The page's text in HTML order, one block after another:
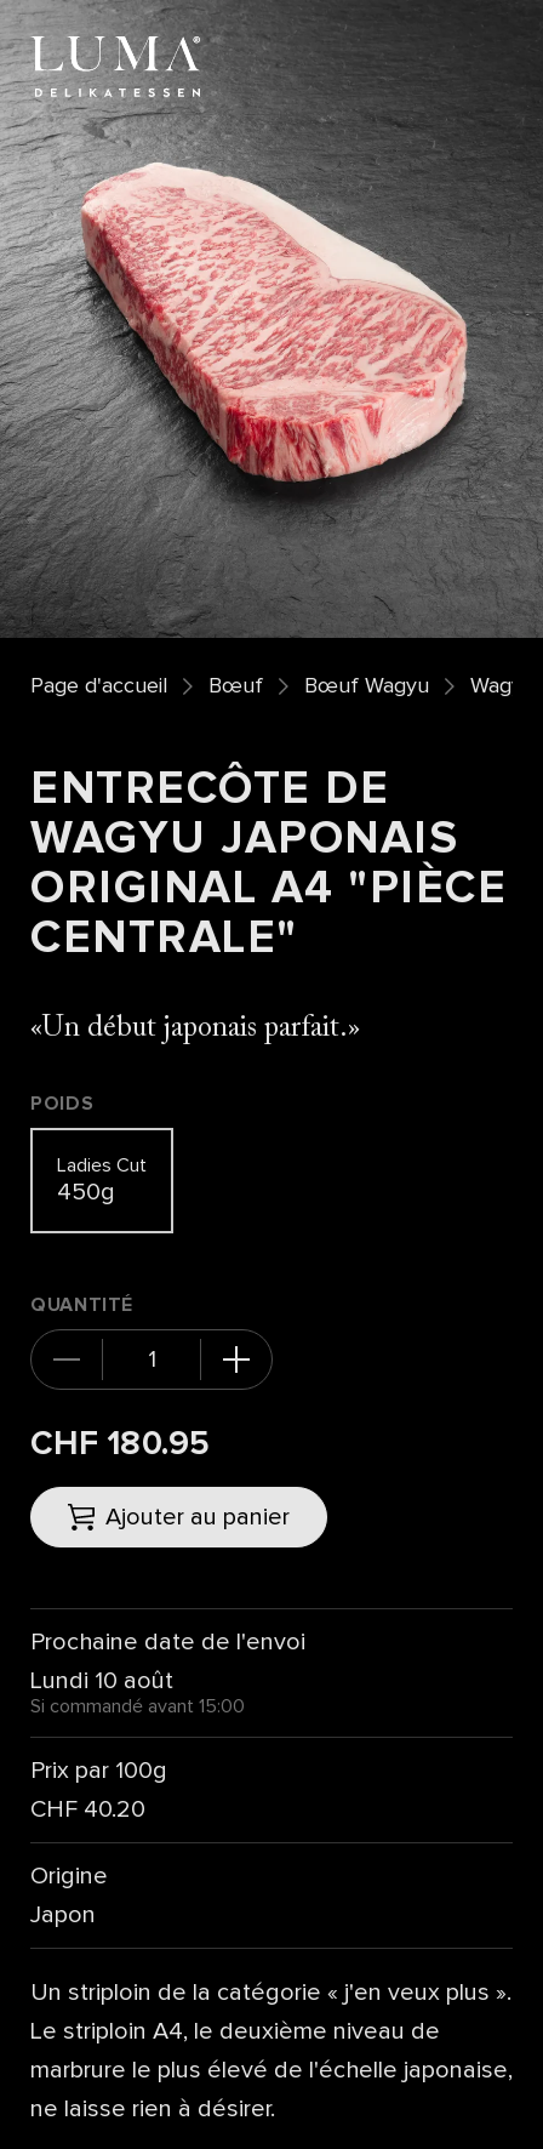
Page d'accueil Bœuf Bœuf Wagyu Wagyu
ENTRECÔTE DE
WAGYU JAPONAIS
ORIGINAL A4 "PIÈCE
CENTRALE"
Un début japonais parfait.
POIDS
Ladies Cut
450g
QUANTITÉ
CHF 180.95
Ajouter au panier
Prochaine date de l'envoi
Lundi 10 août
Si commandé avant 15:00
Prix par 100g
CHF 40.20
Origine
Japon
Un striploin de la catégorie « j'en veux plus ».
Le striploin A4, le deuxième niveau de
marbrure le plus élevé de l'échelle japonaise,
ne laisse rien à désirer.